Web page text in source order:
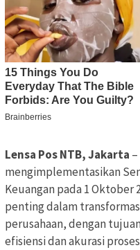
Lensa Pos NTB, Jakarta
mengimplementasikan
Keuangan pada 1 Oktober
penting dalam
perusahaan, dengan
efisiensi dan akurasi